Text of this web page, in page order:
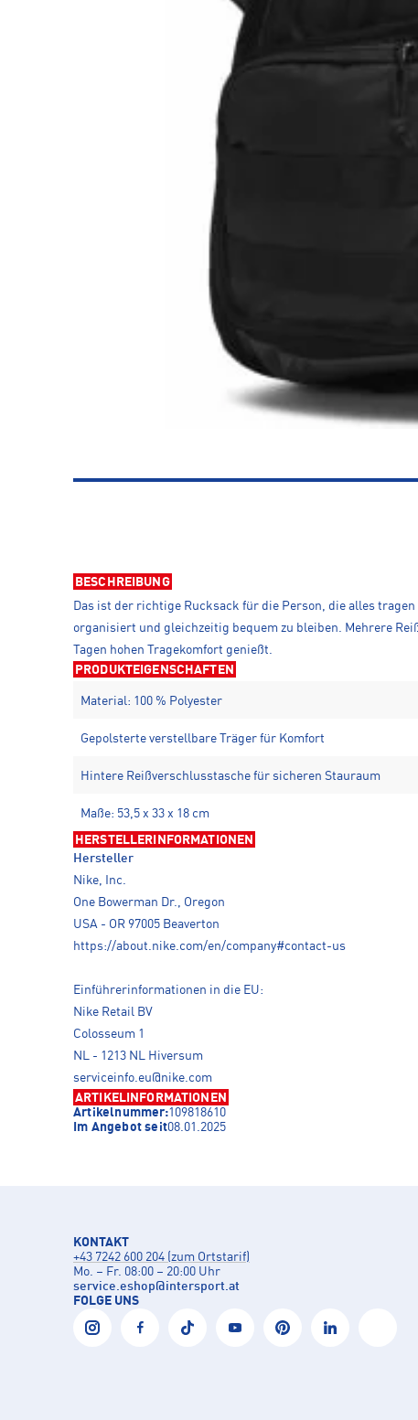
BESCHREIBUNG
Das ist der richtige Rucksack für die Person, die alles
organisiert und gleichzeitig bequem zu bleiben. Mehrere
Tagen hohen Tragekomfort genießt.
PRODUKTEIGENSCHAFTEN
Material: 100 % Polyester
Gepolsterte verstellbare Träger für Komfort
Hintere Reißverschlusstasche für sicheren Stauraum
Maße: 53,5 x 33 x 18 cm
HERSTELLERINFORMATIONEN
Hersteller
Nike, Inc.
One Bowerman Dr., Oregon
USA - OR 97005 Beaverton
https://about.nike.com/en/company#contact-us
Einführerinformationen in die EU:
Nike Retail BV
Colosseum 1
NL - 1213 NL Hiversum
serviceinfo.eu@nike.com
ARTIKELINFORMATIONEN
Artikelnummer:109818610
Im Angebot seit08.01.2025
KONTAKT
+43 7242 600 204 (zum Ortstarif)
Mo. – Fr. 08:00 – 20:00 Uhr
service.eshop@intersport.at
FOLGE UNS